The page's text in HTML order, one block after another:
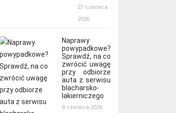
27 czerwca
2026
Naprawy
powypadkowe?
Sprawdź, na co
zwrócić uwagę
przy odbiorze
auta z serwisu
blacharsko-
lakierniczego
8 czerwca 2026